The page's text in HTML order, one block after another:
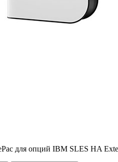
для опций IBM SLES HA